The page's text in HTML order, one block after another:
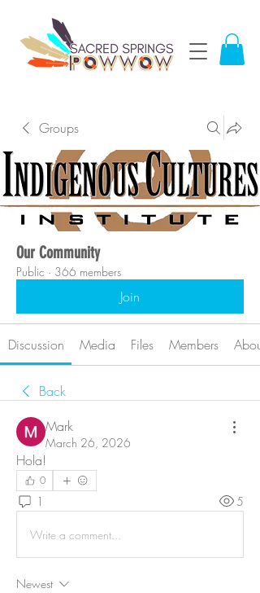
Groups
Our Community
Public · 366 members
Join
Discussion Media Files Members About
Back
Mark
March 26, 2026
Hola!
0
1 5
Write a comment...
Newest